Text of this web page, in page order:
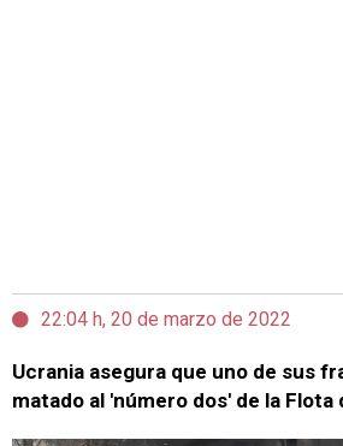
22:04 h, 20 de marzo de 2022
Ucrania asegura que uno de sus
matado al 'número dos' de la Flota